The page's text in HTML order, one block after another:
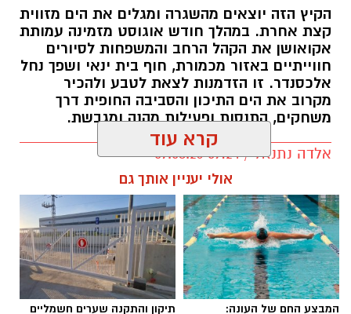
הקיץ הזה יוצאים מהשגרה ומגלים את הים מזווית
קצת אחרת. במהלך חודש אוגוסט מזמינה עמותת
אקואושן את הקהל הרחב והמשפחות לסיורים
חווייתיים באזור מכמורת, חוף בית ינאי ושפך נחל
אלכסנדר. זו הזדמנות לצאת לטבע ולהכיר
מקרוב את הים התיכון והסביבה החופית דרך
משחקים, התנסות ופעילות מהנה ומגבשת.
אלדה נתנאל / 09:24 07.08.26
תגים: טיול
קרא עוד
אולי יעניין אותך גם
המבצע החם של העונה: תיקון והתקנה שערים חשמליים